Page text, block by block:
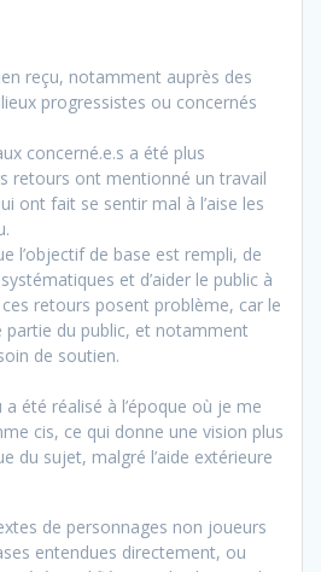
reçu, notamment auprès des
progressistes ou concernés
concerné.e.s a été plus
retours ont mentionné un travail
ont fait se sentir mal à l’aise les
l’objectif de base est rempli, de
et d’aider le public à
retours posent problème, car le
partie du public, et notamment
de soutien.
été réalisé à l’époque où je me
cis, ce qui donne une vision plus
du sujet, malgré l’aide extérieure
de personnages non joueurs
entendues directement, ou